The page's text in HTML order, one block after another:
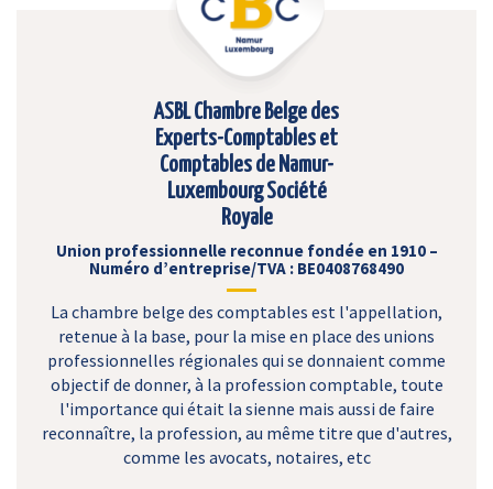
ASBL Chambre Belge des
Experts-Comptables et
Comptables de Namur-
Luxembourg Société
Royale
Union professionnelle reconnue fondée en 1910 –
Numéro d’entreprise/TVA : BE0408768490
La chambre belge des comptables est l'appellation,
retenue à la base, pour la mise en place des unions
professionnelles régionales qui se donnaient comme
objectif de donner, à la profession comptable, toute
l'importance qui était la sienne mais aussi de faire
reconnaître, la profession, au même titre que d'autres,
comme les avocats, notaires, etc